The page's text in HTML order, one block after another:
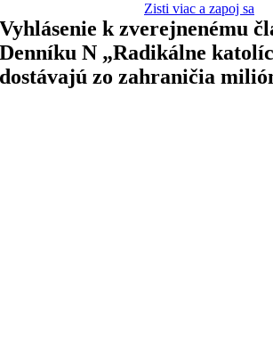
Zisti viac a zapoj sa
Vyhlásenie k zverejnenému
Denníku N „Radikálne
dostávajú zo zahraničia